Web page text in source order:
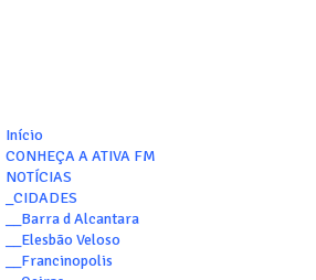
Início
CONHEÇA A ATIVA FM
NOTÍCIAS
_CIDADES
__Barra d Alcantara
__Elesbão Veloso
__Francinopolis